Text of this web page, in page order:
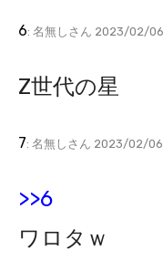
6: 名無しさん 2023/02/
Z世代の星
7: 名無しさん 2023/02/
>>6
ワロタｗ